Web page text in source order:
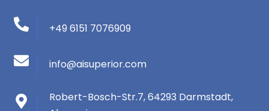
+49 6151 7076909
info@aisuperior.com
Robert-Bosch-Str.7, 64293 Darmstadt,